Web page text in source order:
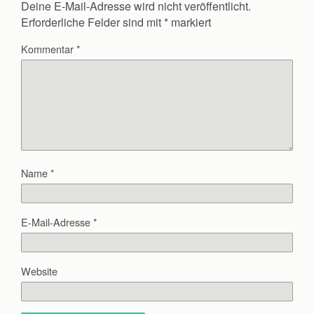
Deine E-Mail-Adresse wird nicht veröffentlicht.
Erforderliche Felder sind mit * markiert
Kommentar*
Name*
E-Mail-Adresse*
Website